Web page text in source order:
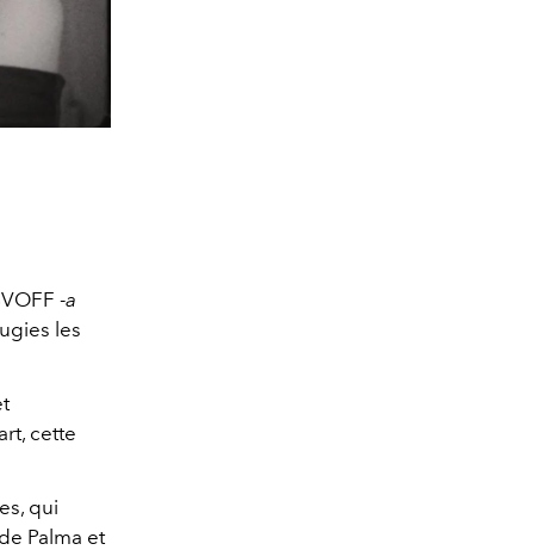
-a
les
cette
qui
Palma et